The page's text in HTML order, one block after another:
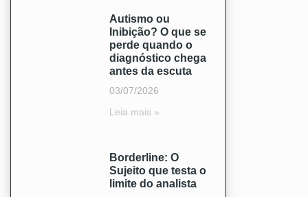
Autismo ou
Inibição? O que se
perde quando o
diagnóstico chega
antes da escuta
03/07/2026
Leia mais »
Borderline: O
Sujeito que testa o
limite do analista